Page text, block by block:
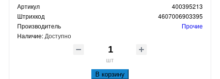
Артикул
400395213
Штрихкод
4607006903395
Производитель
Прочие
Наличие: Доступно
шт
В корзину